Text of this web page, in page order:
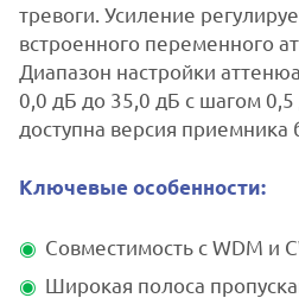
тревоги. Усиление
встроенного переменного
Диапазон настройки
0,0 дБ до 35,0 дБ с шагом 0,5
доступна версия приемника
Ключевые особенности:
Совместимость с WDM и
Широкая полоса